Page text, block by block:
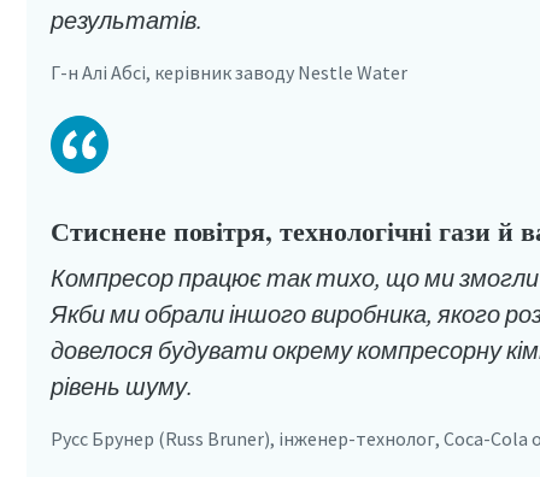
Г-н Алі Абсі, керівник заводу Nestle Water
результатів.
Русс Брунер (Russ Bruner), інженер-технолог, Coca-
Стиснене повітря, технологічні гази й
Компресор працює так тихо, що ми змогли
Якби ми обрали іншого виробника, якого
довелося будувати окрему компресорну
рівень шуму.